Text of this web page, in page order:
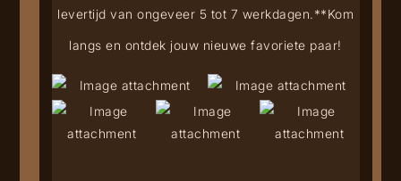
levertijd van ongeveer 5 tot 7 werkdagen.**Kom
langs en ontdek jouw nieuwe favoriete paar!